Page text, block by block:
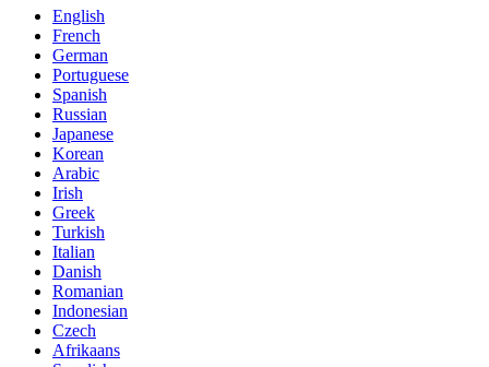
English
French
German
Portuguese
Spanish
Russian
Japanese
Korean
Arabic
Irish
Greek
Turkish
Italian
Danish
Romanian
Indonesian
Czech
Afrikaans